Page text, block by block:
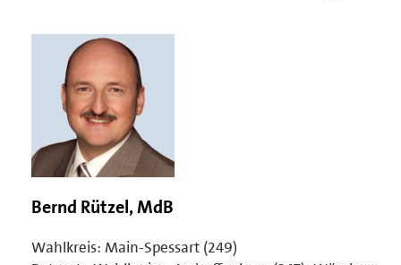
Bernd Rützel, MdB
Wahlkreis: Main-Spessart (249)